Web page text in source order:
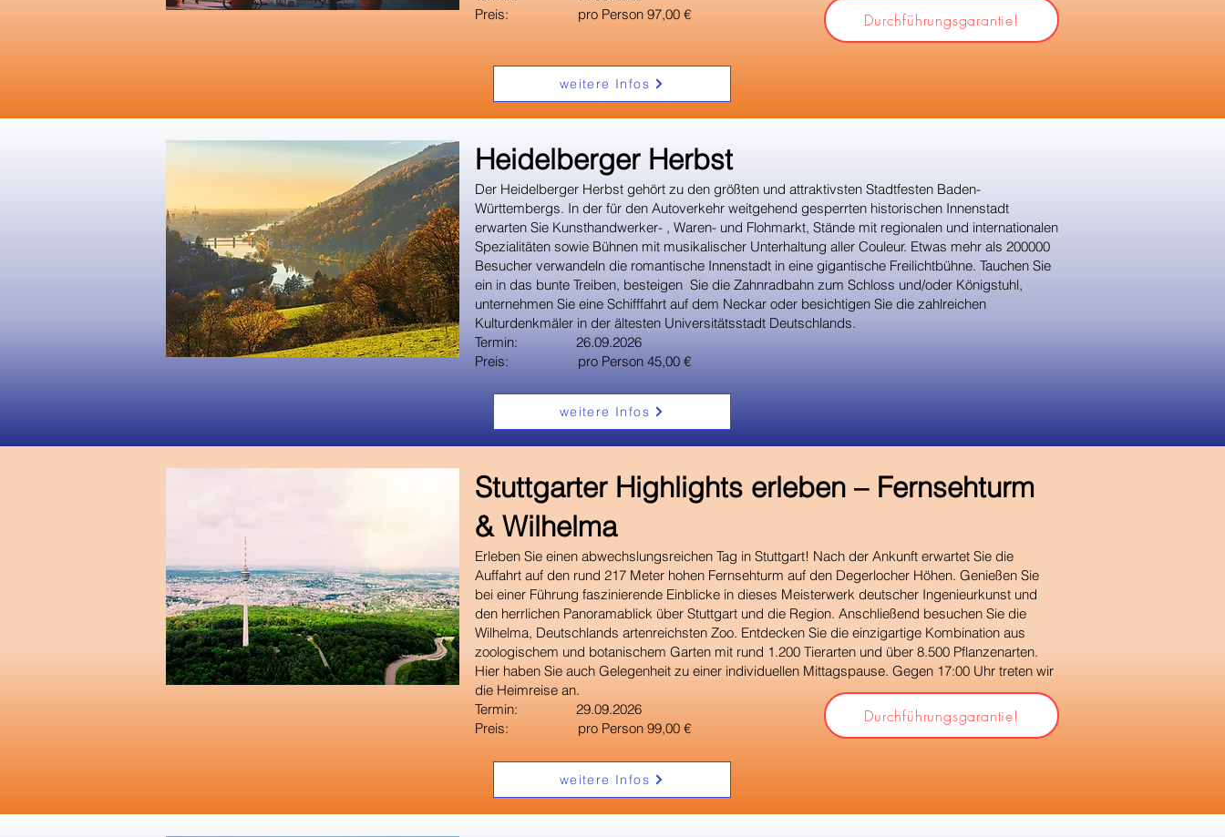
Preis: pro Person 97,00 €
Durchführungsgarantie!
weitere Infos
​Heidelberger Herbst
Der Heidelberger Herbst gehört zu den größten und attraktivsten Stadtfesten Baden-
Württembergs. In der für den Autoverkehr weitgehend gesperrten historischen Innenstadt
erwarten Sie Kunsthandwerker- , Waren- und Flohmarkt, Stände mit regionalen und internationalen
Spezialitäten sowie Bühnen mit musikalischer Unterhaltung aller Couleur. Etwas mehr als 200000
Besucher verwandeln die romantische Innenstadt in eine gigantische Freilichtbühne. Tauchen Sie
ein in das bunte Treiben, besteigen Sie die Zahnradbahn zum Schloss und/oder Königstuhl,
unternehmen Sie eine Schifffahrt auf dem Neckar oder besichtigen Sie die zahlreichen
Kulturdenkmäler in der ältesten Universitätsstadt Deutschlands.
Termin: 26.09.2026
Preis: pro Person 45,00 €
weitere Infos
​Stuttgarter Highlights erleben – Fernsehturm
& Wilhelma
Erleben Sie einen abwechslungsreichen Tag in Stuttgart! Nach der Ankunft erwartet Sie die
Auffahrt auf den rund 217 Meter hohen Fernsehturm auf den Degerlocher Höhen. Genießen Sie
bei einer Führung faszinierende Einblicke in dieses Meisterwerk deutscher Ingenieurkunst und
den herrlichen Panoramablick über Stuttgart und die Region. Anschließend besuchen Sie die
Wilhelma, Deutschlands artenreichsten Zoo. Entdecken Sie die einzigartige Kombination aus
zoologischem und botanischem Garten mit rund 1.200 Tierarten und über 8.500 Pflanzenarten.
Hier haben Sie auch Gelegenheit zu einer individuellen Mittagspause. Gegen 17:00 Uhr treten wir
die Heimreise an.
Termin: 29.09.2026
Preis: pro Person 99,00 €
Durchführungsgarantie!
weitere Infos